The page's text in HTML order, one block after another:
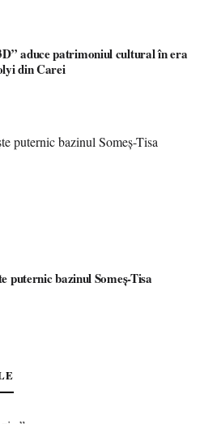
aduce patrimoniul cultural în era
din Carei
puternic bazinul Someș-Tisa